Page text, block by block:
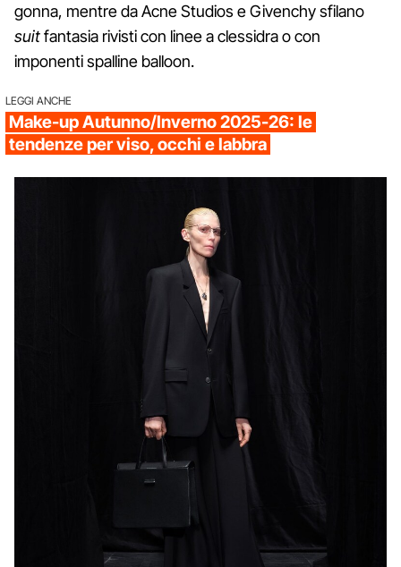
gonna, mentre da Acne Studios e Givenchy sfilano
suitfantasia rivisti con linee a clessidra o con
imponenti spalline balloon.
LEGGI ANCHE
Make-up Autunno/Inverno 2025-26: le
tendenze per viso, occhi e labbra